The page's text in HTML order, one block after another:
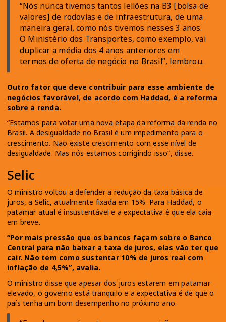
“Nós nunca tivemos tantos leilões na B3 [bolsa de
valores] de rodovias e de infraestrutura, de uma
maneira geral, como nós tivemos nesses 3 anos.
O Ministério dos Transportes, como exemplo, vai
duplicar a média dos 4 anos anteriores em
termos de oferta de negócio no Brasil”, lembrou.
Outro fator que deve contribuir para esse ambiente de
negócios favorável, de acordo com Haddad, é a reforma
sobre a renda.
“Estamos para votar uma nova etapa da reforma da renda no
Brasil. A desigualdade no Brasil é um impedimento para o
crescimento. Não existe crescimento com esse nível de
desigualdade. Mas nós estamos corrigindo isso”, disse.
Selic
O ministro voltou a defender a redução da taxa básica de
juros, a Selic, atualmente fixada em 15%. Para Haddad, o
patamar atual é insustentável e a expectativa é que ela caia
em breve.
“Por mais pressão que os bancos façam sobre o Banco
Central para não baixar a taxa de juros, elas vão ter que
cair. Não tem como sustentar 10% de juros real com
inflação de 4,5%”, avalia.
O ministro disse que apesar dos juros estarem em patamar
elevado, o governo está tranquilo e a expectativa é de que o
país tenha um bom desempenho no próximo ano.